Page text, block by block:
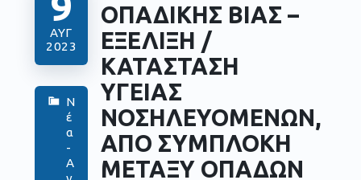
ΑΥΓ
2023
Ν
έ
α
-
Α
ΟΠΑΔΙΚΗΣ ΒΙΑΣ –
ΕΞΕΛΙΞΗ /
ΚΑΤΑΣΤΑΣΗ
ΥΓΕΙΑΣ
ΝΟΣΗΛΕΥΟΜΕΝΩΝ,
ΑΠΟ ΣΥΜΠΛΟΚΗ
ΜΕΤΑΞΥ ΟΠΑΔΩΝ